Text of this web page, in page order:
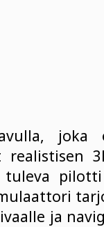
tuleva
ja